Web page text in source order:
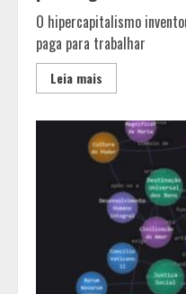
O hipercapitalismo
paga para trabalhar
Leia mais